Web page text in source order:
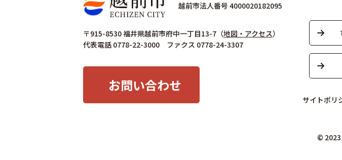
越前市法人番号 4000020182095
〒915-8530 福井県越前市府中一丁目13-7 （地図・アクセス）
代表電話 0778-22-3000 ファクス 0778-24-3307
お問い合わせ
サイトポリ
©